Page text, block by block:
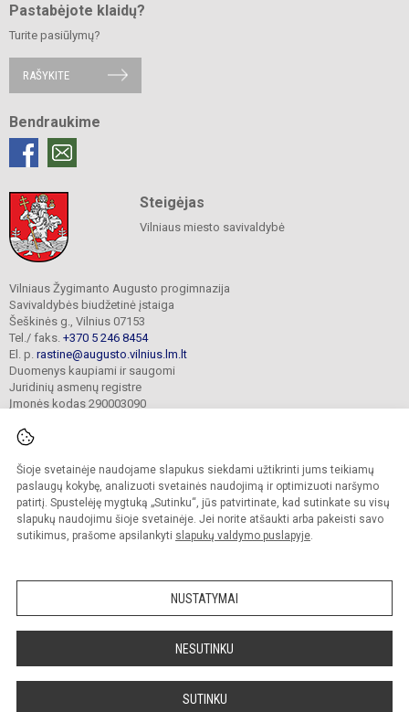
Šioje svetainėje naudojame slapukus siekdami užtikrinti jums teikiamų
paslaugų kokybę, analizuoti svetainės naudojimą ir optimizuoti naršymo
patirtį. Spustelėję mygtuką „Sutinku“, jūs patvirtinate, kad sutinkate su visų
slapukų naudojimu šioje svetainėje. Jei norite atšaukti arba pakeisti savo
sutikimus, prašome apsilankyti slapukų valdymo puslapyje.
NUSTATYMAI
NESUTINKU
SUTINKU
Pastabėjote klaidų?
Turite pasiūlymų?
RAŠYKITE
Bendraukime
Steigėjas
Vilniaus miesto savivaldybė
Vilniaus Žygimanto Augusto progimnazija
Savivaldybės biudžetinė įstaiga
Šeškinės g., Vilnius 07153
Tel./ faks. +370 5 246 8454
El. p. rastine@augusto.vilnius.lm.lt
Duomenys kaupiami ir saugomi
Juridinių asmenų registre
Įmonės kodas 290003090
© 2021. Vilniaus Žygimanto Augusto progimnazija. Visos teisės saugomos.
Kopijuoti turinį be raštiško mokyklos sutikimo griežtai draudžiama.
Versija neįgaliesiems Slapukų valdymas